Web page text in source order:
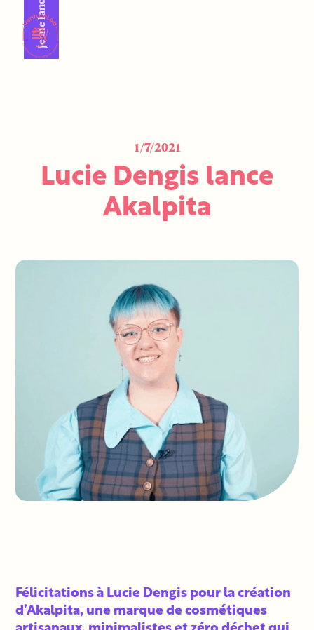
Je me lance !
1/7/2021
Lucie Dengis lance
Akalpita
Félicitations à Lucie Dengis pour la création
d’Akalpita, une marque de cosmétiques